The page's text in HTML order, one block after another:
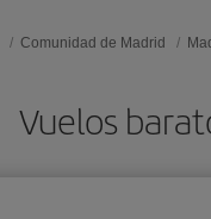
Comunidad de Madrid
Vuelos